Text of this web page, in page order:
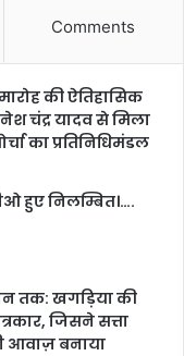
Comments
की ऐतिहासिक
चंद्र यादव से मिला
का प्रतिनिधिमंडल
हुए निलम्बित।….
तक: खगड़िया की
जिसने सत्ता
आवाज़ बनाया